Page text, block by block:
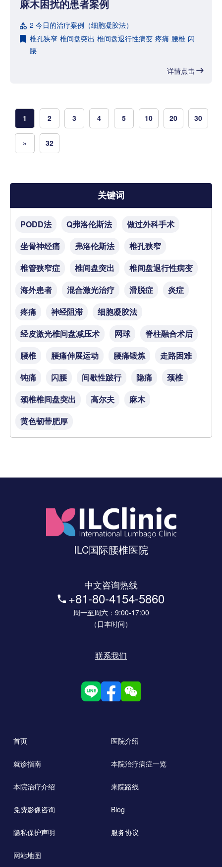
麻木困扰的患者案例
2 今日的治疗案例（细胞凝胶法）
椎孔狭窄 椎间盘突出 椎间盘退行性病变 疼痛 腰椎 闪
腰
详情点击
1 2 3 4 5 10 20 30
» 32
关键词
PODD法 Q弗洛伦斯法
做过外科手术
坐骨神经痛
弗洛伦斯法
椎孔狭窄
椎管狭窄症
椎间盘突出
椎间盘退行性病变
海外患者
混合激光治疗 滑脱症
炎症
疼痛
神经阻滞
细胞凝胶法
经皮激光椎间盘减压术
网球
脊柱融合术后
腰椎
腰痛伸展运动 腰痛锻炼
走路困难
钝痛
闪腰 间歇性跛行 隐痛
颈椎
颈椎椎间盘突出
高尔夫
麻木
黄色韧带肥厚
ILC国际腰椎医院
中文咨询热线
+81-80-4154-5860
周一至周六：9:00-17:00
（日本时间）
联系我们
首页 医院介绍
就诊指南 本院治疗病症一览
本院治疗介绍 来院路线
免费影像咨询 Blog
隐私保护声明 服务协议
网站地图